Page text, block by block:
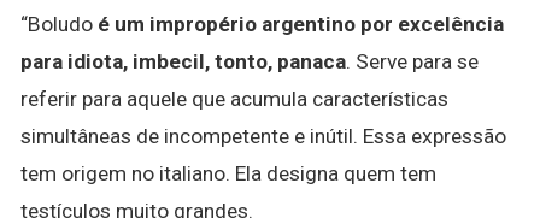
“Boludo é um impropério argentino por excelência
para idiota, imbecil, tonto, panaca. Serve para se
referir para aquele que acumula características
simultâneas de incompetente e inútil. Essa expressão
tem origem no italiano. Ela designa quem tem
testículos muito grandes.